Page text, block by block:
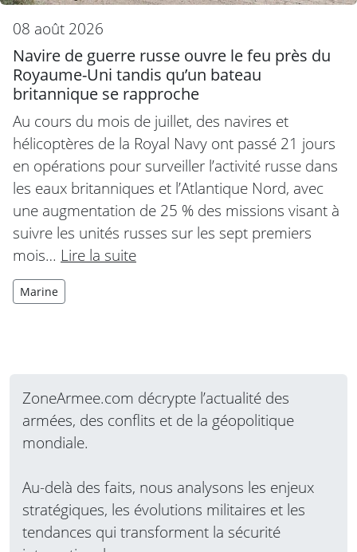
08 août 2026
Navire de guerre russe ouvre le feu près du
Royaume-Uni tandis qu’un bateau
britannique se rapproche
Au cours du mois de juillet, des navires et
hélicoptères de la Royal Navy ont passé 21 jours
en opérations pour surveiller l’activité russe dans
les eaux britanniques et l’Atlantique Nord, avec
une augmentation de 25 % des missions visant à
suivre les unités russes sur les sept premiers
mois… Lire la suite
Marine
ZoneArmee.com décrypte l’actualité des
armées, des conflits et de la géopolitique
mondiale.
Au-delà des faits, nous analysons les enjeux
stratégiques, les évolutions militaires et les
tendances qui transforment la sécurité